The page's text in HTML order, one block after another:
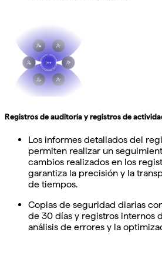
Registros de auditoría y registros de
Los informes detallados del
permiten realizar un
cambios realizados en los
garantiza la precisión y la
de tiempos.
Copias de seguridad diarias
de 30 días y registros internos
análisis de errores y la